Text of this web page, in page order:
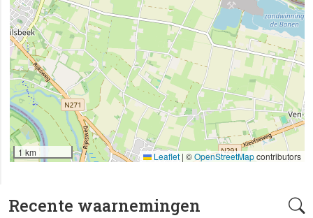
Recente waarnemingen
1 km Leaflet | ©OpenStreetMapcontributors